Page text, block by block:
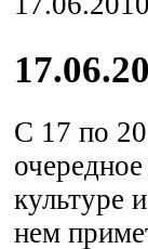
С 17 по
культуре
нем